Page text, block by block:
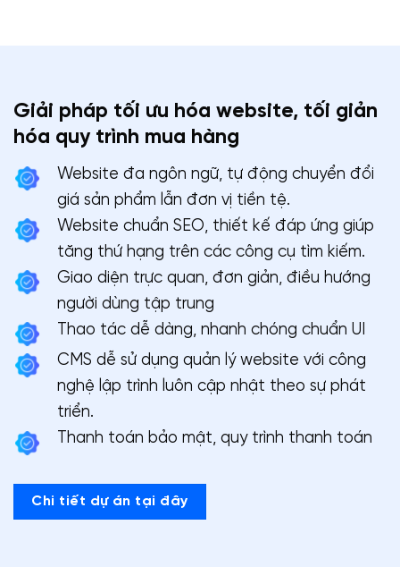
Giải pháp tối ưu hóa website, tối giản
hóa quy trình mua hàng
Website đa ngôn ngữ, tự động chuyển đổi
giá sản phẩm lẫn đơn vị tiền tệ.
Website chuẩn SEO, thiết kế đáp ứng giúp
tăng thứ hạng trên các công cụ tìm kiếm.
Giao diện trực quan, đơn giản, điều hướng
người dùng tập trung
Thao tác dễ dàng, nhanh chóng chuẩn UI
CMS dễ sử dụng quản lý website với công
nghệ lập trình luôn cập nhật theo sự phát
triển.
Thanh toán bảo mật, quy trình thanh toán
Chi tiết dự án tại đây